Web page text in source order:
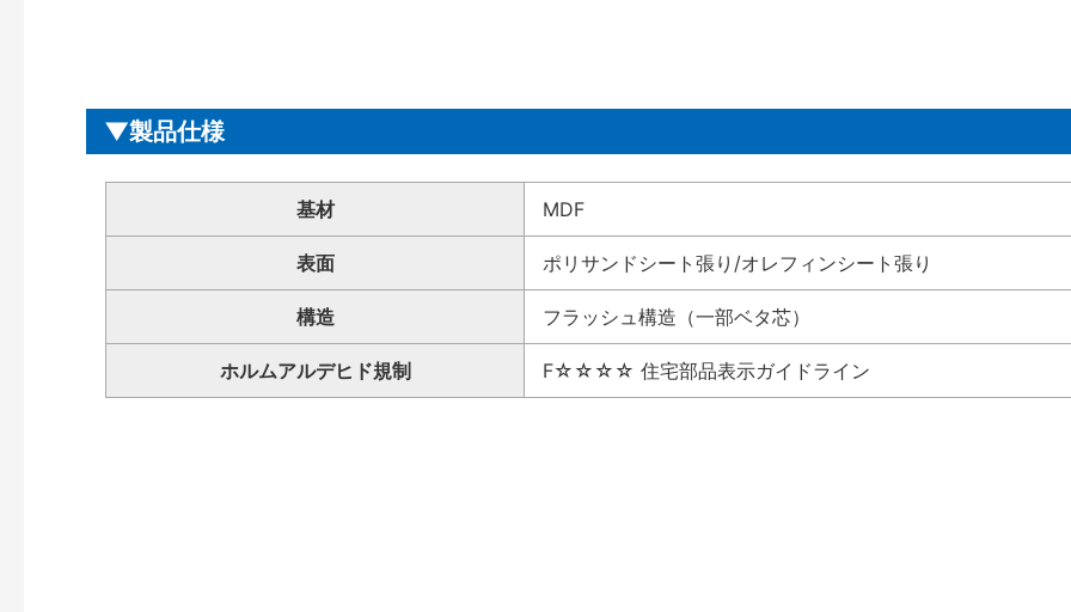
製品仕様
基材 MDF
表面 ポリサンドシート張り/オレフィンシート張り
構造 フラッシュ構造（一部ベタ芯）
ホルムアルデヒド規制 F☆☆☆☆ 住宅部品表示ガイドライン